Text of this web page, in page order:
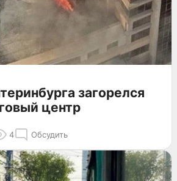
загорелся
центр
4 Обсудить